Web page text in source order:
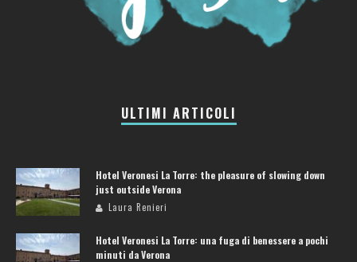
ULTIMI ARTICOLI
Hotel Veronesi La Torre: the pleasure of slowing down
just outside Verona
Laura Renieri
Hotel Veronesi La Torre: una fuga di benessere a pochi
minuti da Verona